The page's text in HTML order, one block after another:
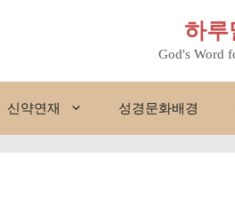
하루
God's Word
신약연재 성경문화배경